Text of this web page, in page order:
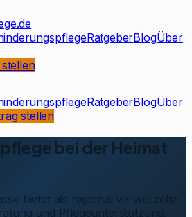
RatgeberBlogÜber
RatgeberBlogÜber
stellen
bei der Heimat
bietet als regional verwurzelte
und Pflegeunterstützung.